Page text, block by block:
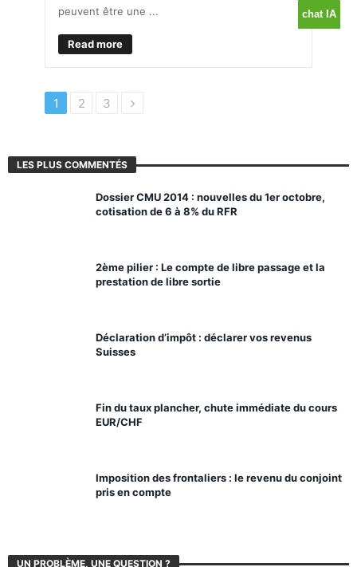
peuvent être une ...
Read more
1 2 3
LES PLUS COMMENTÉS
Dossier CMU 2014 : nouvelles du 1er octobre,
cotisation de 6 à 8% du RFR
2ème pilier : Le compte de libre passage et la
prestation de libre sortie
Déclaration d’impôt : déclarer vos revenus
Suisses
Fin du taux plancher, chute immédiate du cours
EUR/CHF
Imposition des frontaliers : le revenu du conjoint
pris en compte
UN PROBLÈME, UNE QUESTION ?